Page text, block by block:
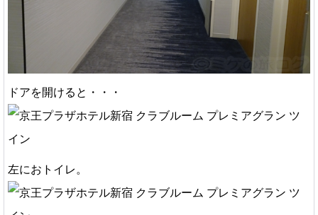
ドアを開けると・・・
左におトイレ。